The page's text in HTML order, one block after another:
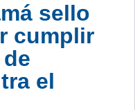
sello
cumplir
el